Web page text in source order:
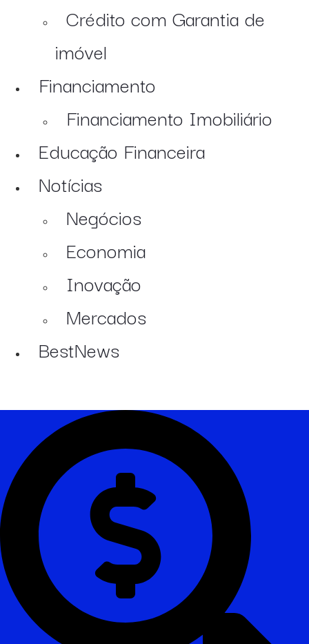
Crédito com Garantia de
imóvel
Financiamento
Financiamento Imobiliário
Educação Financeira
Notícias
Negócios
Economia
Inovação
Mercados
BestNews